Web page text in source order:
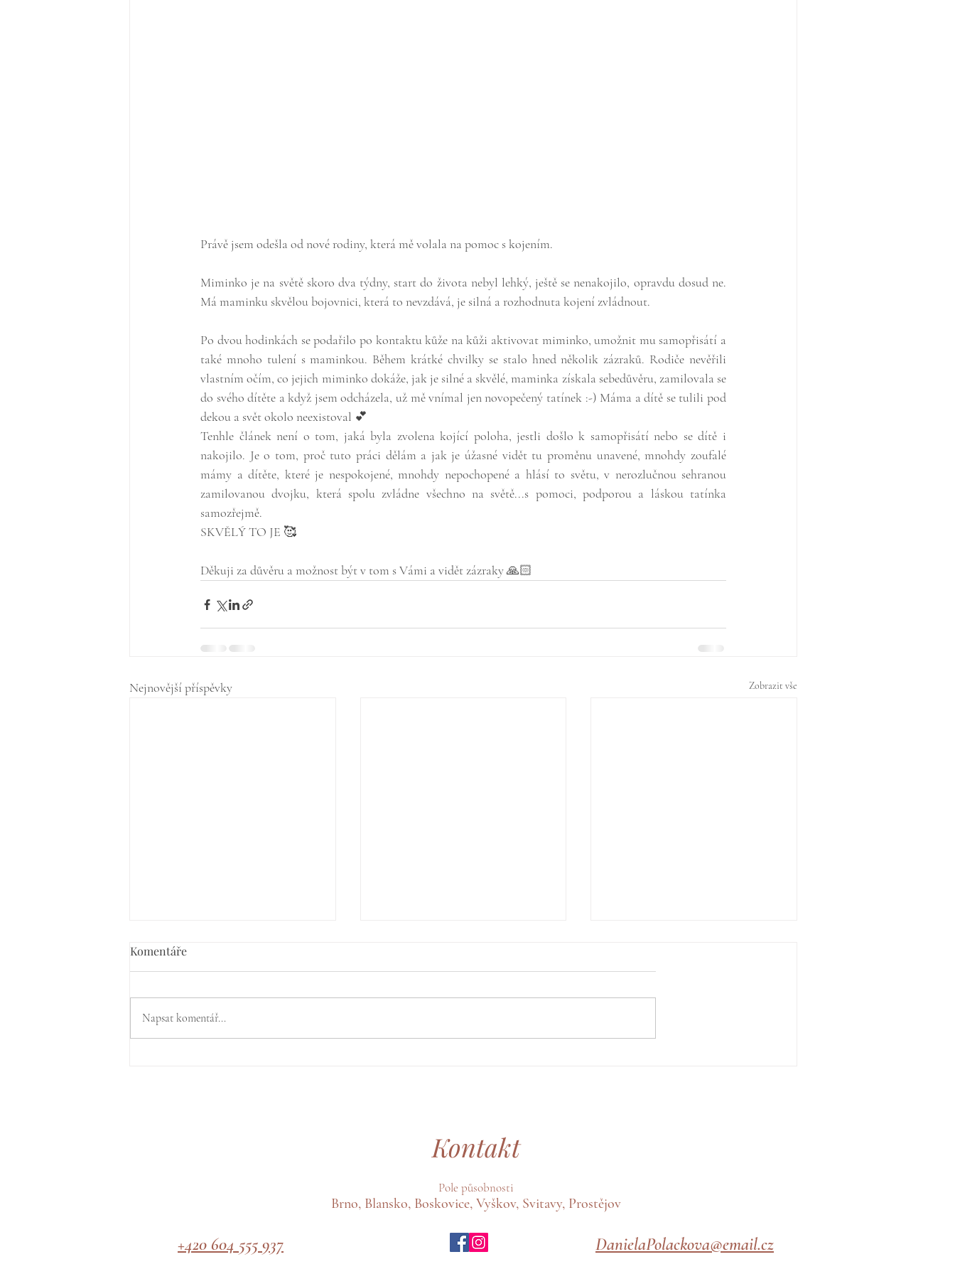
Právě jsem odešla od nové rodiny, která mě volala na pomoc s kojením.
Miminko je na světě skoro dva týdny, start do života nebyl lehký, ještě se nenakojilo, opravdu dosud ne.
Má maminku skvělou bojovnici, která to nevzdává, je silná a rozhodnuta kojení zvládnout.
Po dvou hodinkách se podařilo po kontaktu kůže na kůži aktivovat miminko, umožnit mu samopřisátí a
také mnoho tulení s maminkou. Během krátké chvilky se stalo hned několik zázraků. Rodiče nevěřili
vlastním očím, co jejich miminko dokáže, jak je silné a skvělé, maminka získala sebedůvěru, zamilovala se
do svého dítěte a když jsem odcházela, už mě vnímal jen novopečený tatínek :-) Máma a dítě se tulili pod
dekou a svět okolo neexistoval 💕
Tenhle článek není o tom, jaká byla zvolena kojící poloha, jestli došlo k samopřisátí nebo se dítě i
nakojilo. Je o tom, proč tuto práci dělám a jak je úžasné vidět tu proměnu unavené, mnohdy zoufalé
mámy a dítěte, které je nespokojené, mnohdy nepochopené a hlásí to světu, v nerozlučnou sehranou
zamilovanou dvojku, která spolu zvládne všechno na světě...s pomoci, podporou a láskou tatínka
samozřejmě.
SKVĚLÝ TO JE 🥰
Děkuji za důvěru a možnost být v tom s Vámi a vidět zázraky 🙏🏻
Nejnovější příspěvky Zobrazit vše
Komentáře
Napsat komentář...
Kontakt
Pole působnosti
Brno, Blansko, Boskovice, Vyškov, Svitavy, Prostějov
+420 604 555 937 DanielaPolackova@email.cz